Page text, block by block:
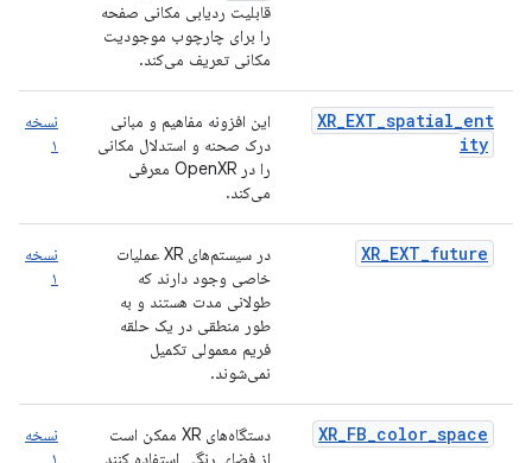
قابلیت ردیابی مکانی صفحه
را برای چارچوب موجودیت
مکانی تعریف می‌کند.
XR_EXT_spatial_ent
ity
این افزونه مفاهیم و مبانی
درک صحنه و استدلال مکانی
را در OpenXR معرفی
می‌کند.
نسخه
۱
XR_EXT_future
در سیستم‌های XR عملیات
خاصی وجود دارند که
طولانی مدت هستند و به
طور منطقی در یک حلقه
فریم معمولی تکمیل
نمی‌شوند.
نسخه
۱
XR_FB_color_space
دستگاه‌های XR ممکن است
از فضای رنگی استفاده کنند
نسخه
۱